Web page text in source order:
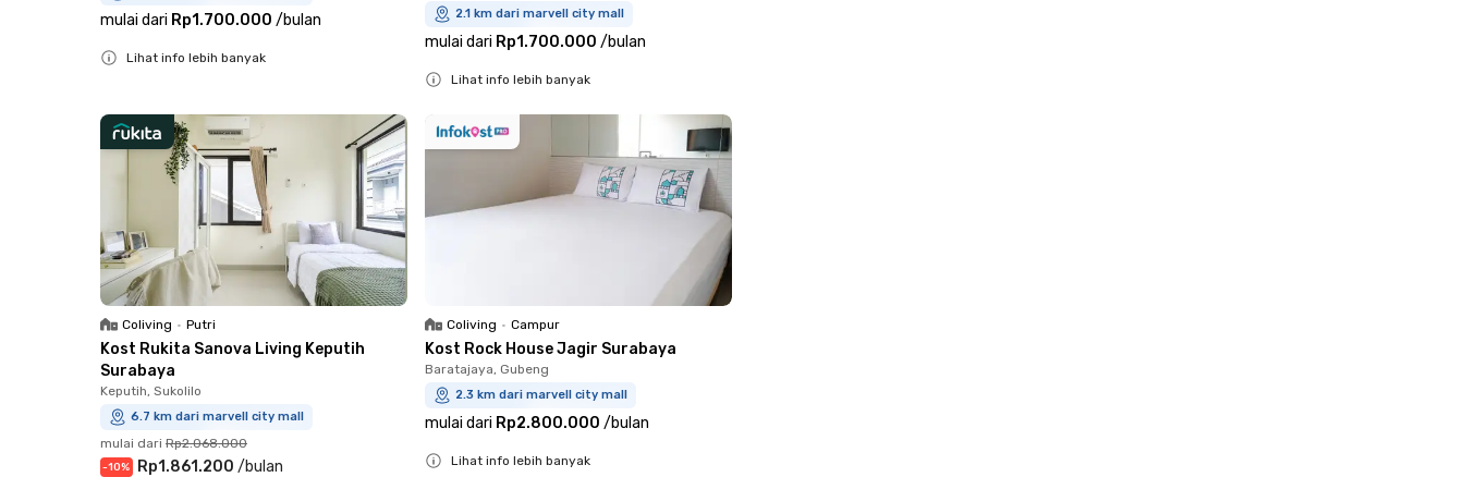
mulai dari Rp1.700.000 /bulan
Lihat info lebih banyak
2.1 km dari marvell city mall
mulai dari Rp1.700.000 /bulan
Lihat info lebih banyak
Coliving • Putri
Kost Rukita Sanova Living Keputih
Surabaya
Keputih, Sukolilo
6.7 km dari marvell city mall
mulai dari Rp2.068.000
-10% Rp1.861.200 /bulan
Coliving • Campur
Kost Rock House Jagir Surabaya
Baratajaya, Gubeng
2.3 km dari marvell city mall
mulai dari Rp2.800.000 /bulan
Lihat info lebih banyak